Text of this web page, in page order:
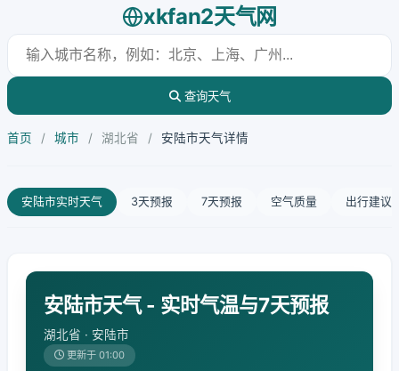
xkfan2天气网
查询天气
首页 / 城市 / 湖北省 / 安陆市天气详情
安陆市实时天气 3天预报 7天预报 空气质量 出行建议
安陆市天气 - 实时气温与7天预报
湖北省 · 安陆市
更新于 01:00